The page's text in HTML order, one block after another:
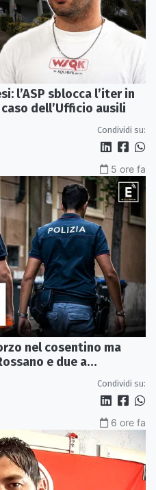
l’ASP sblocca l’iter in
dell’Ufficio ausili
Condividi su:
5 ore fa
nel cosentino ma
e due a
Condividi su:
6 ore fa